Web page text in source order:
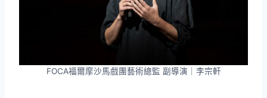
FOCA福爾摩沙馬戲團藝術總監 副導演｜李宗軒